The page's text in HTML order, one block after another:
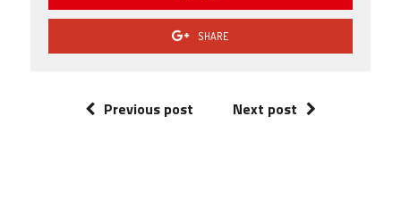
SHARE
Previous post Next post